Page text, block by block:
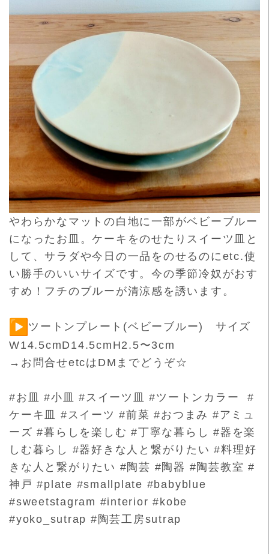
やわらかなマットの白地に一部がベビーブルー
になったお皿。ケーキをのせたりスイーツ皿と
して、サラダや今日の一品をのせるのにetc.使
い勝手のいいサイズです。今の季節冷奴がおす
すめ！フチのブルーが清涼感を誘います。
ツートンプレート(ベビーブルー) サイズ
W14.5cmD14.5cmH2.5〜3cm
→お問合せetcはDMまでどうぞ☆
#お皿 #小皿 #スイーツ皿 #ツートンカラー #
ケーキ皿 #スイーツ #前菜 #おつまみ #アミュ
ーズ #暮らしを楽しむ #丁寧な暮らし #器を楽
しむ暮らし #器好きな人と繋がりたい #料理好
きな人と繋がりたい #陶芸 #陶器 #陶芸教室 #
神戸 #plate #smallplate #babyblue
#sweetstagram #interior #kobe
#yoko_sutrap #陶芸工房sutrap